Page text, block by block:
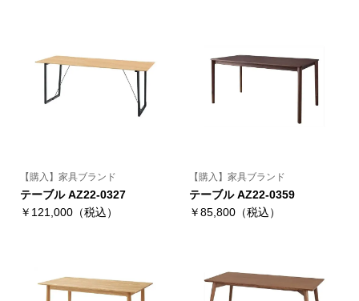
【購入】家具ブランド
テーブル AZ22-0327
￥121,000（税込）
【購入】家具ブランド
テーブル AZ22-0359
￥85,800（税込）